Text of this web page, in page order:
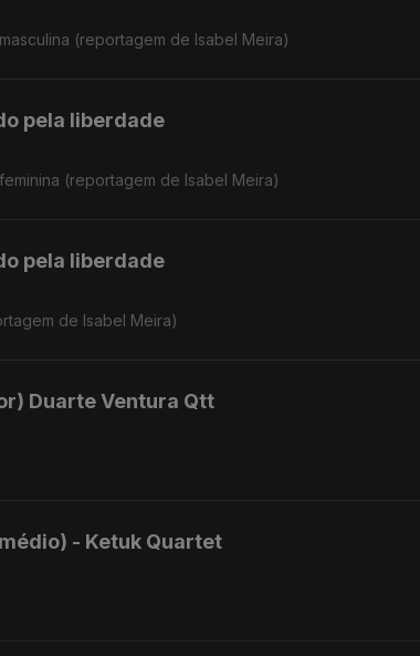
(reportagem de Isabel Meira)
pela liberdade
(reportagem de Isabel Meira)
pela liberdade
de Isabel Meira)
Duarte Ventura Qtt
- Ketuk Quartet